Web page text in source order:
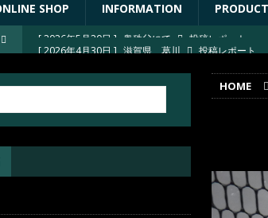
SHOP INFORMATION
[ 2026年4月30日 ] 滋賀県 葛川
投稿レポート
FOREST出店協力イベントのお知
[ 2026年5月20日 ] 奥秩父にて 投稿レポート
HOME